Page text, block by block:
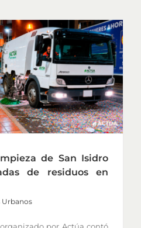
de San Isidro
de residuos en
Urbanos